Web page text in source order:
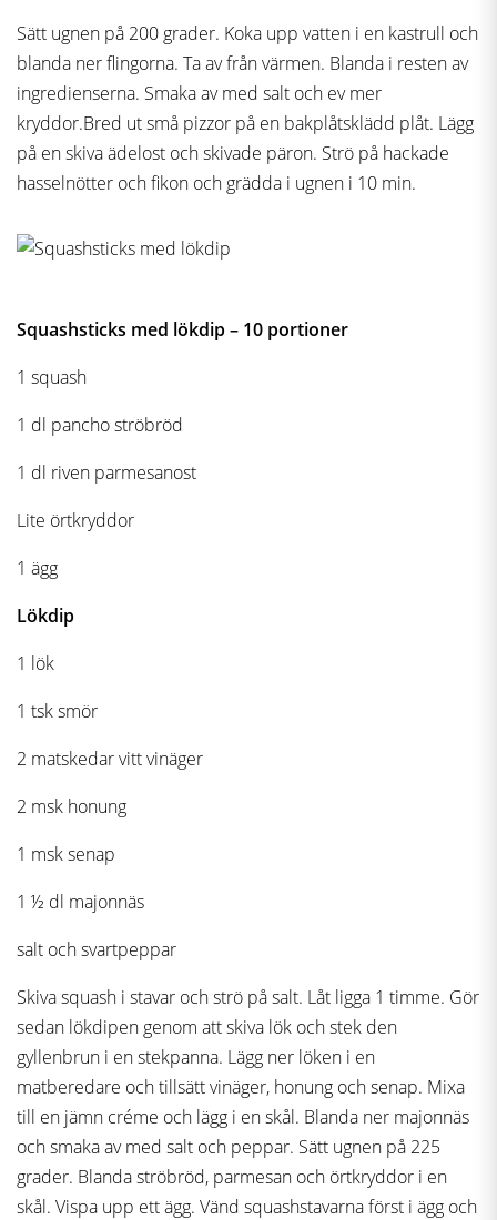
Sätt ugnen på 200 grader. Koka upp vatten i en kastrull och
blanda ner flingorna. Ta av från värmen. Blanda i resten av
ingredienserna. Smaka av med salt och ev mer
kryddor.Bred ut små pizzor på en bakplåtsklädd plåt. Lägg
på en skiva ädelost och skivade päron. Strö på hackade
hasselnötter och fikon och grädda i ugnen i 10 min.
Squashsticks med lökdip – 10 portioner
1 squash
1 dl pancho ströbröd
1 dl riven parmesanost
Lite örtkryddor
1 ägg
Lökdip
1 lök
1 tsk smör
2 matskedar vitt vinäger
2 msk honung
1 msk senap
1 ½ dl majonnäs
salt och svartpeppar
Skiva squash i stavar och strö på salt. Låt ligga 1 timme. Gör
sedan lökdipen genom att skiva lök och stek den
gyllenbrun i en stekpanna. Lägg ner löken i en
matberedare och tillsätt vinäger, honung och senap. Mixa
till en jämn créme och lägg i en skål. Blanda ner majonnäs
och smaka av med salt och peppar. Sätt ugnen på 225
grader. Blanda ströbröd, parmesan och örtkryddor i en
skål. Vispa upp ett ägg. Vänd squashstavarna först i ägg och